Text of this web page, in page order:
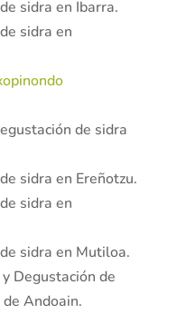
sidra en Ibarra.
sidra en
de sidra
sidra en Ereñotzu.
sidra en
sidra en Mutiloa.
Degustación de
Andoain.